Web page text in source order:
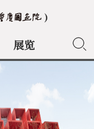
展览 典藏